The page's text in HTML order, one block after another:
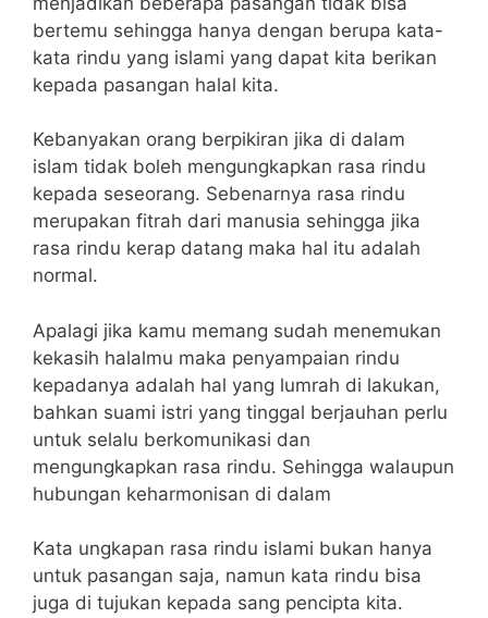
bertemu sehingga hanya dengan berupa kata-
kata rindu yang islami yang dapat kita berikan
kepada pasangan halal kita.
Kebanyakan orang berpikiran jika di dalam
islam tidak boleh mengungkapkan rasa rindu
kepada seseorang. Sebenarnya rasa rindu
merupakan fitrah dari manusia sehingga jika
rasa rindu kerap datang maka hal itu adalah
normal.
Apalagi jika kamu memang sudah menemukan
kekasih halalmu maka penyampaian rindu
kepadanya adalah hal yang lumrah di lakukan,
bahkan suami istri yang tinggal berjauhan perlu
untuk selalu berkomunikasi dan
mengungkapkan rasa rindu. Sehingga walaupun
hubungan keharmonisan di dalam
Kata ungkapan rasa rindu islami bukan hanya
untuk pasangan saja, namun kata rindu bisa
juga di tujukan kepada sang pencipta kita.